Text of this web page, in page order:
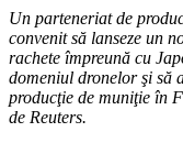
Un parteneriat de
convenit să lanseze un
rachete împreună cu
domeniul dronelor şi să
producţie de muniţie în
de Reuters.